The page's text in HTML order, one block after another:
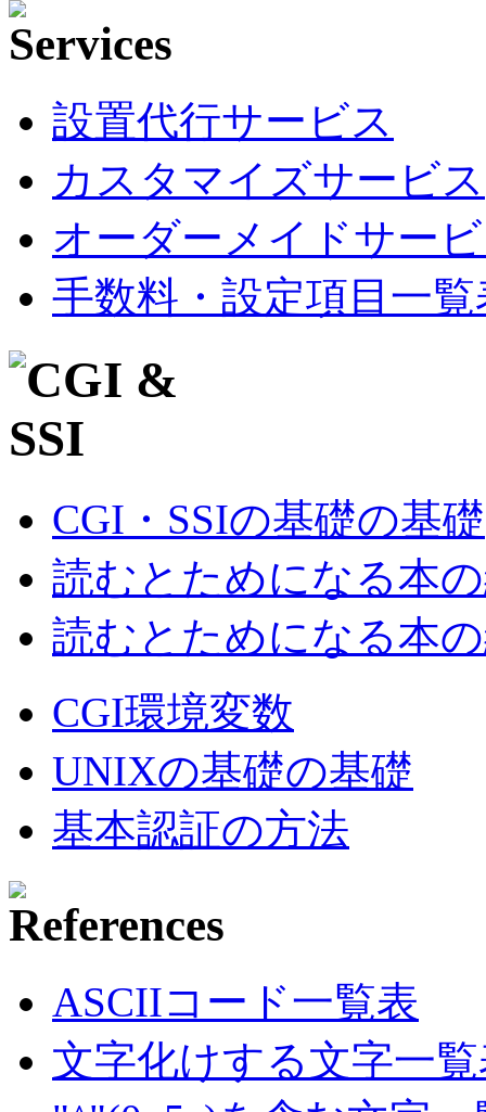
設置代行サービス
カスタマイズサービス
オーダーメイドサー
手数料・設定項目一覧
CGI・SSIの基礎の基礎
読むとためになる本
読むとためになる本
CGI環境変数
UNIXの基礎の基礎
基本認証の方法
ASCIIコード一覧表
文字化けする文字一